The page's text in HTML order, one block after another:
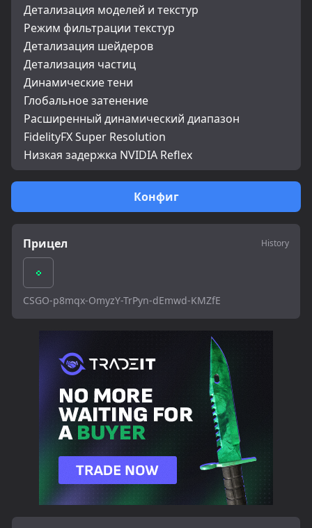
Конфиг
Прицел History
CSGO-p8mqx-OmyzY-TrPyn-dEmwd-KMZfE
Детализация моделей и текстур
Режим фильтрации текстур
Детализация шейдеров
Детализация частиц
Динамические тени
Глобальное затенение
Расширенный динамический диапазон
FidelityFX Super Resolution
Низкая задержка NVIDIA Reflex